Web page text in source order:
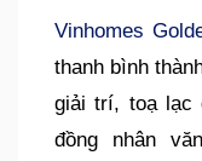
Vinhomes
thanh bình
giải trí, toạ lạc
đồng nhân